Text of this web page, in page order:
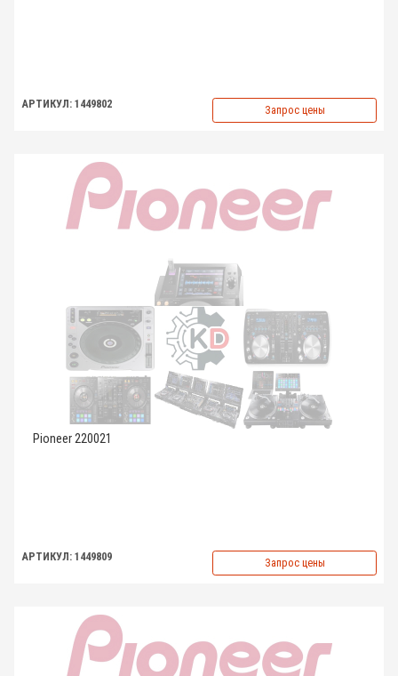
АРТИКУЛ: 1449802 Запрос цены
Pioneer 220021
АРТИКУЛ: 1449809 Запрос цены